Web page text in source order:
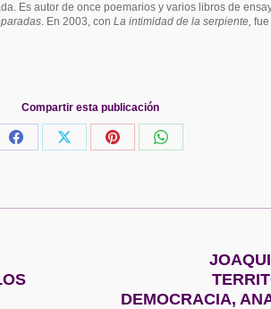
Es autor de once poemarios y varios libros de
. En 2003, con La intimidad de la serpiente,
Compartir esta publicación
Share
Share
Share
Share
siguiente:
DEMOCRACIA,